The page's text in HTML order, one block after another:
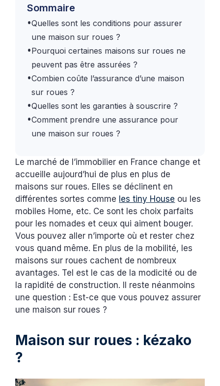
Sommaire
•Quelles sont les conditions pour assurer
une maison sur roues ?
•Pourquoi certaines maisons sur roues ne
peuvent pas être assurées ?
•Combien coûte l’assurance d’une maison
sur roues ?
•Quelles sont les garanties à souscrire ?
•Comment prendre une assurance pour
une maison sur roues ?
Le marché de l’immobilier en France change et
accueille aujourd’hui de plus en plus de
maisons sur roues. Elles se déclinent en
différentes sortes comme les tiny House ou les
mobiles Home, etc. Ce sont les choix parfaits
pour les nomades et ceux qui aiment bouger.
Vous pouvez aller n’importe où et rester chez
vous quand même. En plus de la mobilité, les
maisons sur roues cachent de nombreux
avantages. Tel est le cas de la modicité ou de
la rapidité de construction. Il reste néanmoins
une question : Est-ce que vous pouvez assurer
une maison sur roues ?
Maison sur roues : kézako
?